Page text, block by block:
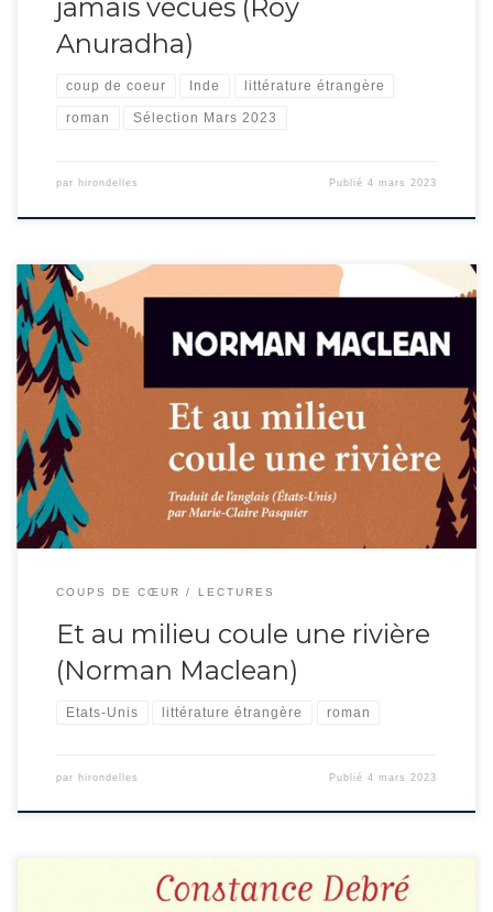
jamais vécues (Roy
Anuradha)
coup de coeur Inde littérature étrangère
roman Sélection Mars 2023
par hirondelles Publié4 mars 2023
C’est bien le roman à l’origine du célèbre film de Robert Redford ! C’est une
belle carte postale que ce récit autobiographique. Maclean y parle de pêche
avant tout, au cœur de la nature du Montana. Il partage cette passion avec
son père et son frère. Ces trois hommes parcourent […]
COUPS DE CŒUR LECTURES
Et au milieu coule une rivière
(Norman Maclean)
Etats-Unis littérature étrangère roman
par hirondelles Publié4 mars 2023